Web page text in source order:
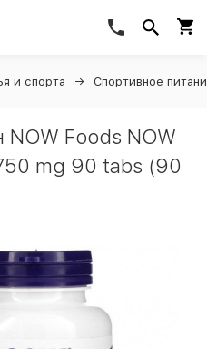
и спорта Спортивное
Foods NOW
mg 90 tabs (90